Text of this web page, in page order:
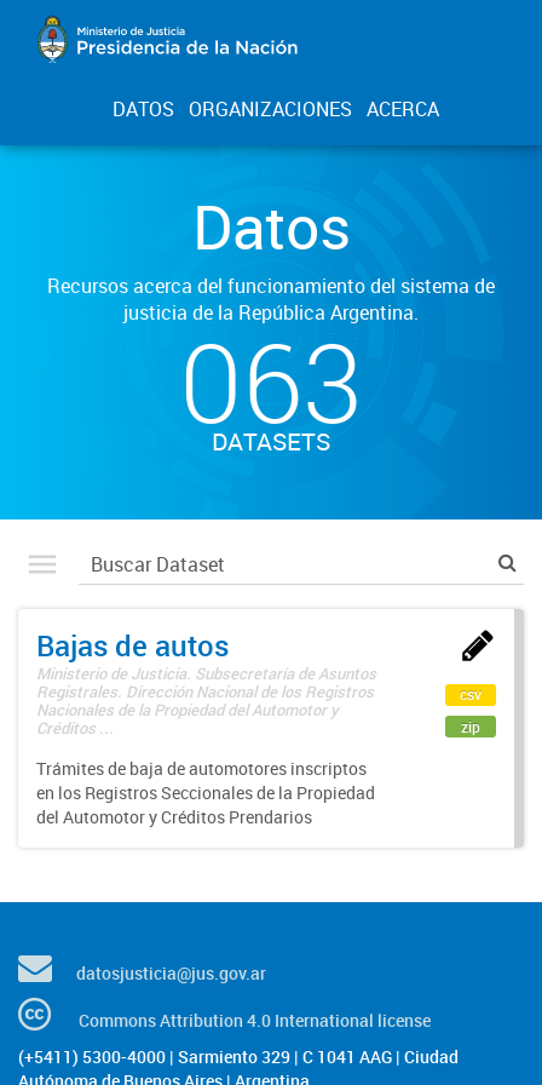
DATOS ORGANIZACIONES ACERCA
Datos
Recursos acerca del funcionamiento del sistema de
justicia de la República Argentina.
063
DATASETS
Bajas de autos
Ministerio de Justicia. Subsecretaría de Asuntos
Registrales. Dirección Nacional de los Registros
Nacionales de la Propiedad del Automotor y
Créditos ...
Trámites de baja de automotores inscriptos
en los Registros Seccionales de la Propiedad
del Automotor y Créditos Prendarios
csv
zip
datosjusticia@jus.gov.ar
Commons Attribution 4.0 International license
(+5411) 5300-4000 | Sarmiento 329 | C 1041 AAG | Ciudad